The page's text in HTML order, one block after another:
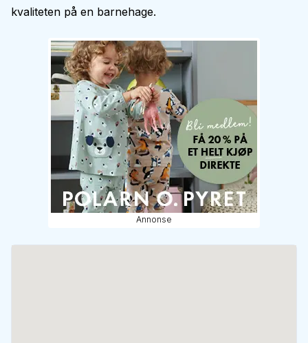
kvaliteten på en barnehage.
Annonse